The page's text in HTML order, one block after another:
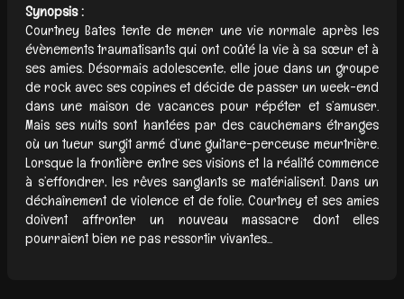
Synopsis :
Courtney Bates tente de mener une vie normale après les
évènements traumatisants qui ont coûté la vie à sa sœur et à
ses amies. Désormais adolescente, elle joue dans un groupe
de rock avec ses copines et décide de passer un week-end
dans une maison de vacances pour répéter et s’amuser.
Mais ses nuits sont hantées par des cauchemars étranges
où un tueur surgit armé d’une guitare-perceuse meurtrière.
Lorsque la frontière entre ses visions et la réalité commence
à s’effondrer, les rêves sanglants se matérialisent. Dans un
déchaînement de violence et de folie, Courtney et ses amies
doivent affronter un nouveau massacre dont elles
pourraient bien ne pas ressortir vivantes...